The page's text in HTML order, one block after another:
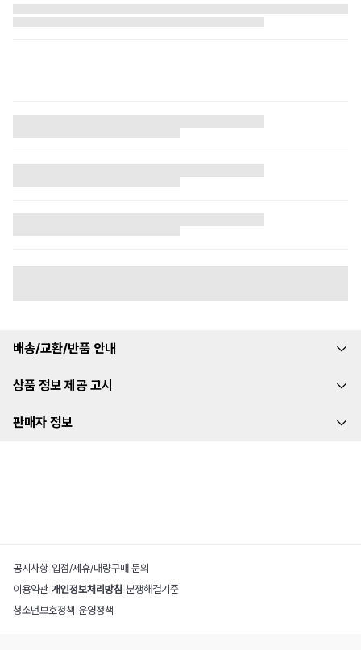
배송/교환/반품 안내
상품 정보 제공 고시
판매자 정보
공지사항 입점/제휴/대량구매 문의
이용약관 개인정보처리방침 분쟁해결기준
청소년보호정책 운영정책